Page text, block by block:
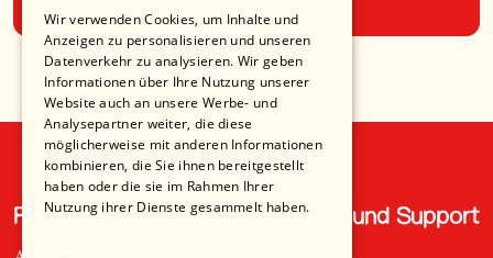
Anmelden
Recht und Ordnung Hilfe und Support
Wir verwenden Cookies, um Inhalte und
Anzeigen zu personalisieren und unseren
Datenverkehr zu analysieren. Wir geben
Informationen über Ihre Nutzung unserer
Website auch an unsere Werbe- und
Analysepartner weiter, die diese
möglicherweise mit anderen Informationen
kombinieren, die Sie ihnen bereitgestellt
haben oder die sie im Rahmen Ihrer
Nutzung ihrer Dienste gesammelt haben.